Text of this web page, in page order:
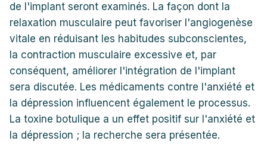
de l'implant seront examinés. La façon dont la
relaxation musculaire peut favoriser l'angiogenèse
vitale en réduisant les habitudes subconscientes,
la contraction musculaire excessive et, par
conséquent, améliorer l'intégration de l'implant
sera discutée. Les médicaments contre l'anxiété et
la dépression influencent également le processus.
La toxine botulique a un effet positif sur l'anxiété et
la dépression ; la recherche sera présentée.